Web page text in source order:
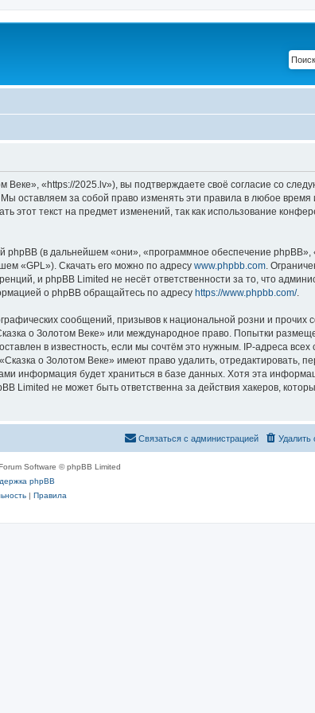
«https://2025.lv»), вы подтверждаете своё согласие со
оставляем за собой право изменять эти правила в любое время
текст на предмет изменений, так как использование
(в дальнейшем «они», «программное обеспечение phpBB»,
«GPL»). Скачать его можно по адресу www.phpbb.com .
и phpBB Limited не несёт ответственности за то, что
о phpBB обращайтесь по адресу https://www.phpbb.com/.
сообщений, призывов к национальной розни и прочих
о Золотом Веке» или международное право. Попытки
в известность, если мы сочтём это нужным. IP-адреса
о Золотом Веке» имеют право удалить, отредактировать,
информация будет храниться в базе данных. Хотя эта
не может быть ответственна за действия хакеров,
Удалить
Связаться с администрацией
Software © phpBB Limited
phpBB
| Правила